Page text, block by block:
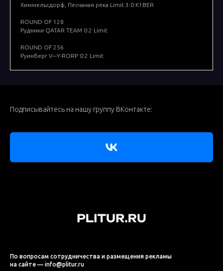
Химмельсдорф, Песчаная река Limit 3:0 K1BER
ROUND OF 128
Рудники QATAR TEAM 0:2 Limit
ROUND OF 256
Руинберг V---Y-RORP 0:2 Limit
Подписывайтесь на нашу группу ВКонтакте:
По вопросам сотрудничества и размещения рекламы
на сайте — info@plitur.ru